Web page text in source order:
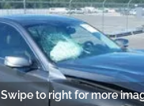
Swipe to right for more